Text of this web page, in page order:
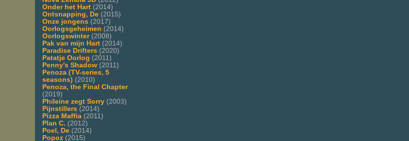
Onder het Hart (2014)
Ontsnapping, De (2015)
Onze jongens (2017)
Oorlogsgeheimen (2014)
Oorlogswinter(2008)
Pak van mijn Hart (2014)
Paradise Drifters (2020)
Patatje Oorlog (2011)
Penny's Shadow (2011)
Penoza (TV-series, 5
seasons) (2010)
Penoza, the Final Chapter
(2019)
Phileine zegt Sorry (2003)
Pijnstillers (2014)
Pizza Maffia (2011)
Plan C. (2012)
Poel, De (2014)
Popoz (2015)